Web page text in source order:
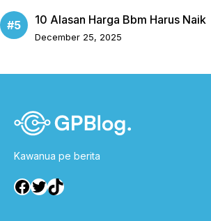
10 Alasan Harga Bbm Harus Naik
December 25, 2025
Kawanua pe berita
Facebook
Twitter
TikTok